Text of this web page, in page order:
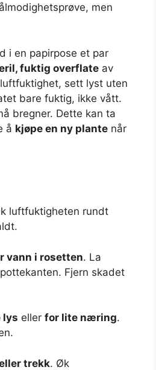
men
i en papirpose et par
fuktig overflate av
sett lyst uten
bare fuktig, ikke vått.
bregner. Dette kan ta
å kjøpe en ny plante når
luftfuktigheten rundt
vann i rosetten. La
Fjern skadet
lys eller for lite næring.
trekk. Øk